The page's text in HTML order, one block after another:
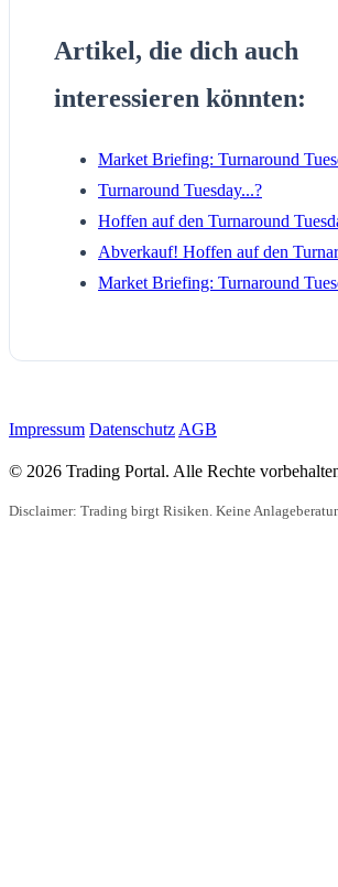
Artikel, die dich auch
interessieren könnten:
Market Briefing: Turnaround
Turnaround Tuesday...?
Hoffen auf den Turnaround
Abverkauf! Hoffen auf den
Market Briefing: Turnaround
Impressum Datenschutz AGB
© 2026 Trading Portal. Alle Rechte
Disclaimer: Trading birgt Risiken. Keine